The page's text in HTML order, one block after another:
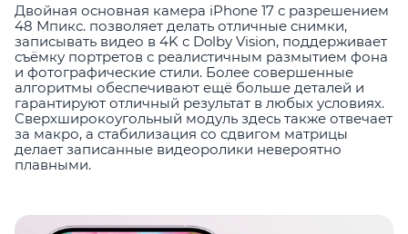
Двойная основная камера iPhone 17 с разрешением
48 Мпикс. позволяет делать отличные снимки,
записывать видео в 4K с Dolby Vision, поддерживает
съёмку портретов с реалистичным размытием фона
и фотографические стили. Более совершенные
алгоритмы обеспечивают ещё больше деталей и
гарантируют отличный результат в любых условиях.
Сверхширокоугольный модуль здесь также отвечает
за макро, а стабилизация со сдвигом матрицы
делает записанные видеоролики невероятно
плавными.